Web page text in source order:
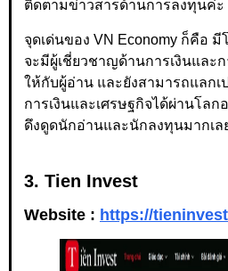
ติดตามข่าวสารด้านการลงทุนค่ะ
จุดเด่นของ VN Economy ก็คือ
จะมีผู้เชี่ยวชาญด้านการเงินและ
ให้กับผู้อ่าน และยังสามารถแลก
การเงินและเศรษฐกิจได้ผ่านโลก
ดึงดูดนักอ่านและนักลงทุนมากเล
3. Tien Invest
Website : https://